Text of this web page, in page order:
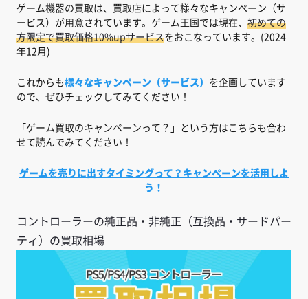
ゲーム機器の買取は、買取店によって様々なキャンペーン（サ
ービス）が用意されています。ゲーム王国では現在、 初めての
方限定で買取価格10%upサービスをおこなっています。(2024
年12月)
これからも様々なキャンペーン（サービス） を企画しています
ので、ぜひチェックしてみてください！
「ゲーム買取のキャンペーンって？」という方はこちらも合わ
せて読んでみてください！
ゲームを売りに出すタイミングって？キャンペーンを活用しよ
う！
コントローラーの純正品・非純正（互換品・サードパー
ティ）の買取相場